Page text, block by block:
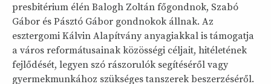
presbitérium élén Balogh Zoltán főgondnok, Szabó
Gábor és Pásztó Gábor gondnokok állnak. Az
esztergomi Kálvin Alapítvány anyagiakkal is támogatja
a város reformátusainak közösségi céljait, hitéletének
fejlődését, legyen szó rászorulók segítéséről vagy
gyermekmunkához szükséges tanszerek beszerzéséről.